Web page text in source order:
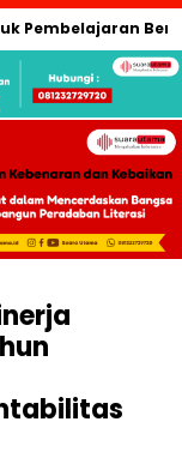
Berbicara